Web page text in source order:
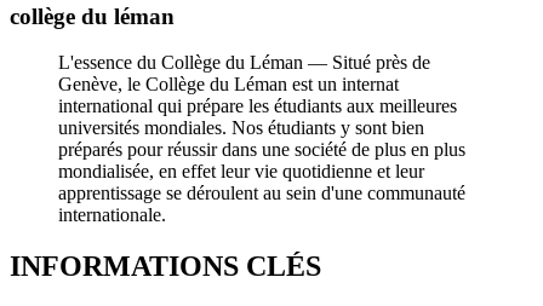
collège du léman
L'essence du Collège du Léman — Situé près de
Genève, le Collège du Léman est un internat
international qui prépare les étudiants aux meilleures
universités mondiales. Nos étudiants y sont bien
préparés pour réussir dans une société de plus en plus
mondialisée, en effet leur vie quotidienne et leur
apprentissage se déroulent au sein d'une communauté
internationale.
INFORMATIONS CLÉS